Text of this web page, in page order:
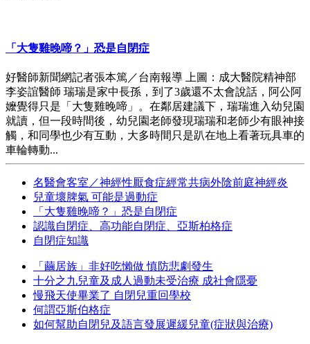
「大隻雞晚啼？」恐是自閉症
好醫師新聞網記者張本篤／台南報導 上圖：成大醫院精神部
李姿誼醫師 瑞瑞是家中長孫，到了3歲還不太會說話，阿公阿
嬤覺得只是「大隻雞晚啼」。在鄰居建議下，瑞瑞進入幼兒園
就讀，但一段時間後，幼兒園老師發現瑞瑞和老師少有眼神接
觸，和同學也少有互動，大多時間只是趴在地上看著玩具車的
車輪轉動...
名醫會客室／神經性厭食症經常共病外陰前庭神經炎
兒童壞脾氣 可能是過動症
「大隻雞晚啼？」恐是自閉症
認識自閉症、高功能自閉症、亞斯柏格症
自閉症知識
「繭居族」非好吃懶做 慎防悲劇發生
十分之九兒童及成人過動未受治療 成社會隱憂
慢飛天使畢業了 自閉兒重回學校
何謂亞斯伯格症
如何幫助自閉兒及語言發展遲緩兒童(症狀與治療)